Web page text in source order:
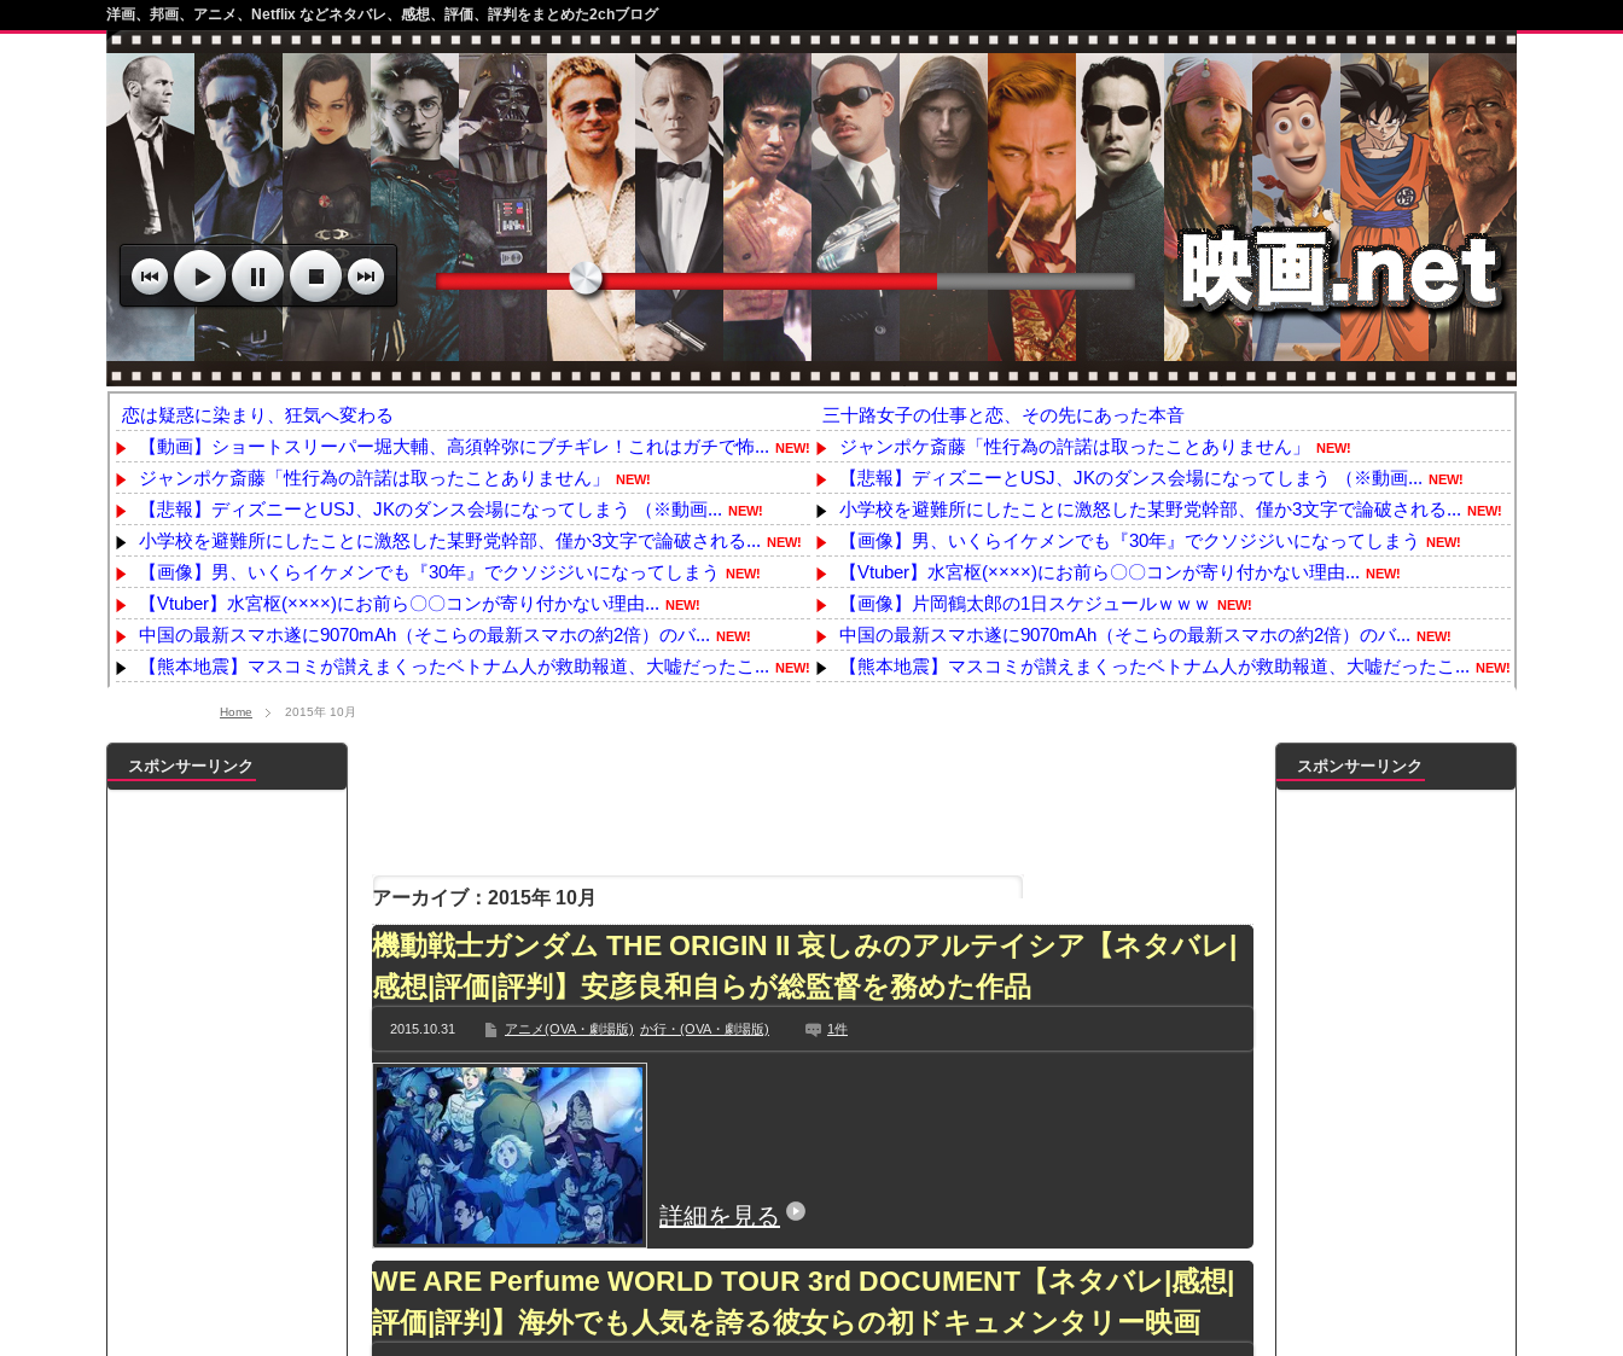
洋画、邦画、アニメ、Netflix などネタバレ、感想、評価、評判をまとめた2chブログ
恋は疑惑に染まり、狂気へ変わる
【動画】ショートスリーパー堀大輔、高須幹弥にブチギレ！これはガチで怖... NEW!
ジャンポケ斎藤「性行為の許諾は取ったことありません」 NEW!
【悲報】ディズニーとUSJ、JKのダンス会場になってしまう （※動画... NEW!
小学校を避難所にしたことに激怒した某野党幹部、僅か3文字で論破される... NEW!
【画像】男、いくらイケメンでも『30年』でクソジジいになってしまう NEW!
【Vtuber】水宮枢(××××)にお前ら〇〇コンが寄り付かない理由... NEW!
中国の最新スマホ遂に9070mAh（そこらの最新スマホの約2倍）のバ... NEW!
【熊本地震】マスコミが讃えまくったベトナム人が救助報道、大嘘だったこ... NEW!
【株式】任天堂が続伸 1Q決算の大幅増益を素直に評価
【悲報】生成AI、メモリやSSDだけでなく「マザーボード」まで値上げ...
【TWICE】サナが佐藤健とダブル主演の映画で演技に初挑戦‼
【速報】石破首相 大敗の責任「両院議員総会での意見や総括を踏まえ、適...
【画像】色盲にはグレーにしか見えない事実がこちらｗｗｗｗｗｗ
『鬼滅の刃 無限城編』3部作で興収2000億円も視野に!?超巨大マネ...
メイドの格好してるちょちょたんの破壊力が半端ない【梅咲遥】
ランJ民ワイ、新しいランニングシューズを手に入れる
モーニングショー「視聴率5.2％！」テレビ朝日「ひたすら自民批判！」...
出自が社長にバレて「愛人になれ」と脅された。辞めたら1週間もしないう...
【唖然】渋谷のホームレス対策、とんでもない領域へｗｗｗｗｗｗ
子供部屋おじさんなんですがコード類の配線ぐちゃぐちゃさせない方法教え...
ポルシェが満を持して送り出す初EV 「タイカン」はテスラのライバルに...
【朗報】阪神のドラフト、ガチで大当たりだったｗｗｗｗｗｗｗｗｗｗｗｗ...
下半身トレーニング、太ももに自信ニキきてくれｗｗｗｗｗｗｗｗｗ
三十路女子の仕事と恋、その先にあった本音
ジャンポケ斎藤「性行為の許諾は取ったことありません」
NEW!
【悲報】ディズニーとUSJ、JKのダンス会場になってしまう （※動画... NEW!
小学校を避難所にしたことに激怒した某野党幹部、僅か3文字で論破される... NEW!
【画像】男、いくらイケメンでも『30年』でクソジジいになってしまう NEW!
【Vtuber】水宮枢(××××)にお前ら〇〇コンが寄り付かない理由... NEW!
【画像】片岡鶴太郎の1日スケジュールｗｗｗ NEW!
中国の最新スマホ遂に9070mAh（そこらの最新スマホの約2倍）のバ... NEW!
【熊本地震】マスコミが讃えまくったベトナム人が救助報道、大嘘だったこ... NEW!
NEW!
避難所にベッドがない！と文句たらたらだった左派、実際に避難所にベッド... NEW!
【悲報】生成AI、メモリやSSDだけでなく「マザーボード」まで値上げ...
ショートスリーパー堀大輔さん、生配信で「寝たほうがいんじゃないですか...
【乃木坂】水谷豊の息子、三山凌輝がW不倫‼共演した久保史緒里と中村麗...
【TWICE】サナが佐藤健とダブル主演の映画で演技に初挑戦‼
出自が社長にバレて「愛人になれ」と脅された。辞めたら1週間もしないう...
【唖然】渋谷のホームレス対策、とんでもない領域へｗｗｗｗｗｗ
【速報】川島海荷、警視庁前で接触事故
Home 2015年 10月
アーカイブ：2015年 10月
機動戦士ガンダム THE ORIGIN II 哀しみのアルテイシア【ネタバレ|
感想|評価|評判】安彦良和自らが総監督を務めた作品
2015.10.31 アニメ(OVA・劇場版) か行・(OVA・劇場版) 1件
詳細を見る
WE ARE Perfume WORLD TOUR 3rd DOCUMENT【ネタバレ|感想|
評価|評判】海外でも人気を誇る彼女らの初ドキュメンタリー映画
スポンサーリンク スポンサーリンク